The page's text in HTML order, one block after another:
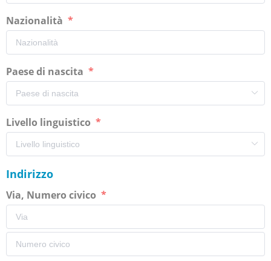
Nazionalità
Paese di nascita
Livello linguistico
Indirizzo
Via, Numero civico